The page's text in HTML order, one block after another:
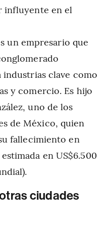
influyente en el
un empresario que
clave como
y comercio. Es hijo
uno de los
de México, quien
fallecimiento en
en US$6.500
ciudades